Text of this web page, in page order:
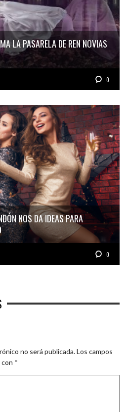
LA PASARELA DE REN NOVIAS
0
NOS DA IDEAS PARA
0